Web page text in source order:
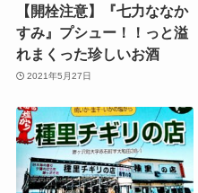
【開栓注意】『七力ななか
すみ』プシュー！！っと溢
れまくった珍しいお酒
2021年5月27日